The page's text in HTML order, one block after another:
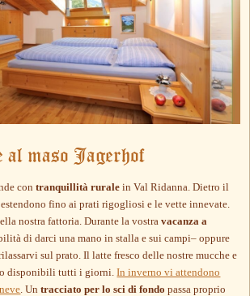
maso Jagerhof
contranquillità ruralein Val Ridanna. Dietro il
fino ai prati rigogliosi e le vette innevate.
nostra fattoria. Durante la vostravacanza a
di darci una mano in stalla e sui campi– oppure
sul prato. Il latte fresco delle nostre mucche e
disponibili tutti i giorni.In inverno vi attendono
. Untracciato per lo sci di fondo passa proprio